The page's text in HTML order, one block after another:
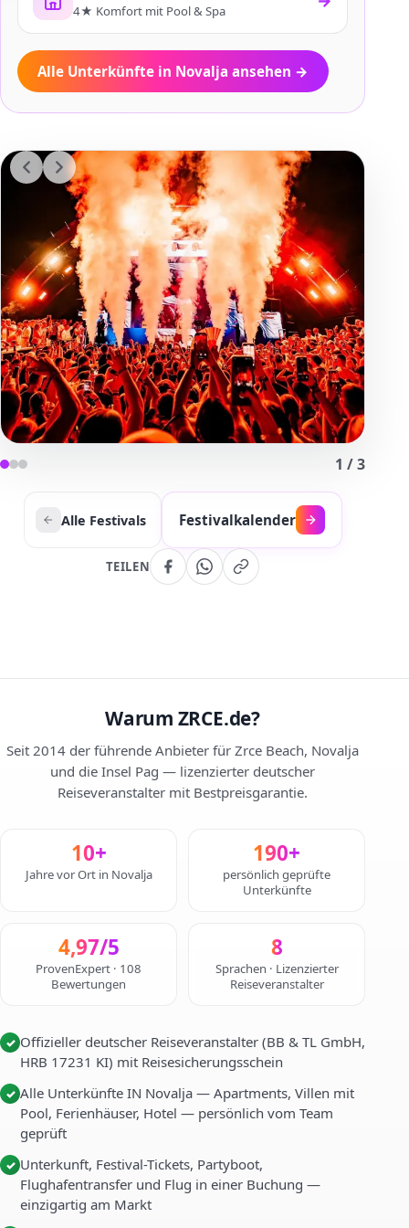
4★ Komfort mit Pool & Spa
Alle Unterkünfte in Novalja ansehen →
1 /3
Alle Festivals Festivalkalender
TEILEN
Warum ZRCE.de?
Seit 2014 der führende Anbieter für Zrce Beach, Novalja
und die Insel Pag — lizenzierter deutscher
Reiseveranstalter mit Bestpreisgarantie.
10+
Jahre vor Ort in Novalja
190+
persönlich geprüfte
Unterkünfte
4,97/5
ProvenExpert · 108
Bewertungen
8
Sprachen · Lizenzierter
Reiseveranstalter
✓ Offizieller deutscher Reiseveranstalter (BB & TL GmbH,
HRB 17231 KI) mit Reisesicherungsschein
✓ Alle Unterkünfte IN Novalja — Apartments, Villen mit
Pool, Ferienhäuser, Hotel — persönlich vom Team
geprüft
✓ Unterkunft, Festival-Tickets, Partyboot,
Flughafentransfer und Flug in einer Buchung —
einzigartig am Markt